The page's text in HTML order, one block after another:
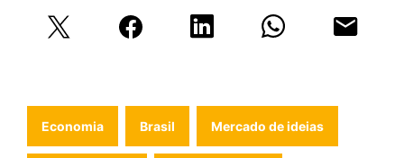
Economia Brasil Mercado de ideias